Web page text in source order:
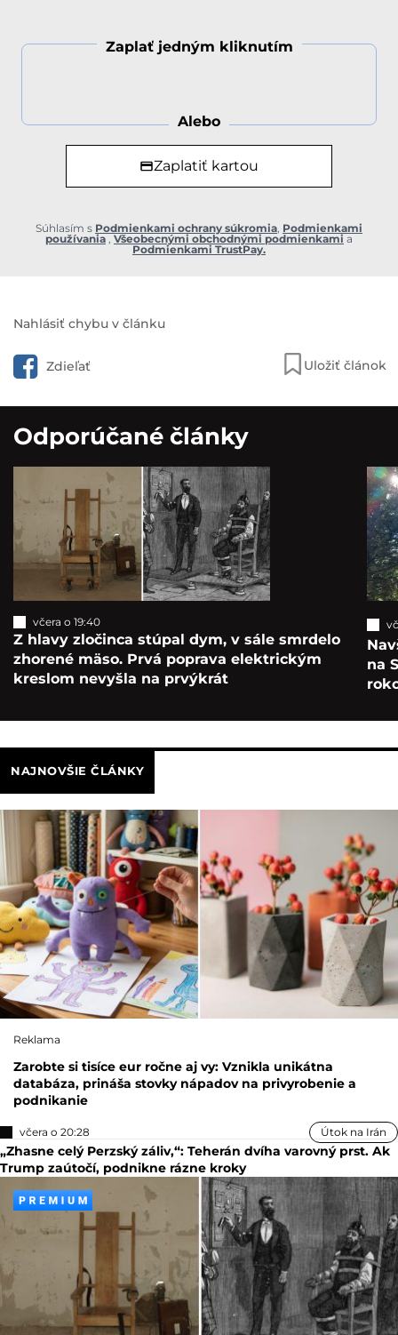
Zaplať jedným kliknutím
Alebo
Zaplatiť kartou
Súhlasím s Podmienkami ochrany súkromia, Podmienkami
používania , Všeobecnými obchodnými podmienkami a
Podmienkami TrustPay.
Nahlásiť chybu v článku
Zdieľať Uložiť článok
Odporúčané články
včera o 19:40
Z hlavy zločinca stúpal dym, v sále smrdelo
zhorené mäso. Prvá poprava elektrickým
kreslom nevyšla na prvýkrát
na
NAJNOVŠIE ČLÁNKY
Reklama
Zarobte si tisíce eur ročne aj vy: Vznikla unikátna
databáza, prináša stovky nápadov na privyrobenie a
podnikanie
včera o 20:28 Útok na Irán
„Zhasne celý Perzský záliv,“: Teherán dvíha varovný prst. Ak
Trump zaútočí, podnikne rázne kroky